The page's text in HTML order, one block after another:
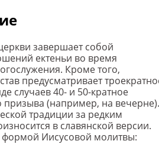
завершает собой
ектеньи во время
Кроме того,
предусматривает
случаев 40- и 50-кратное
призыва (например, на
традиции за редким
в славянской версии.
формой Иисусовой молитвы: